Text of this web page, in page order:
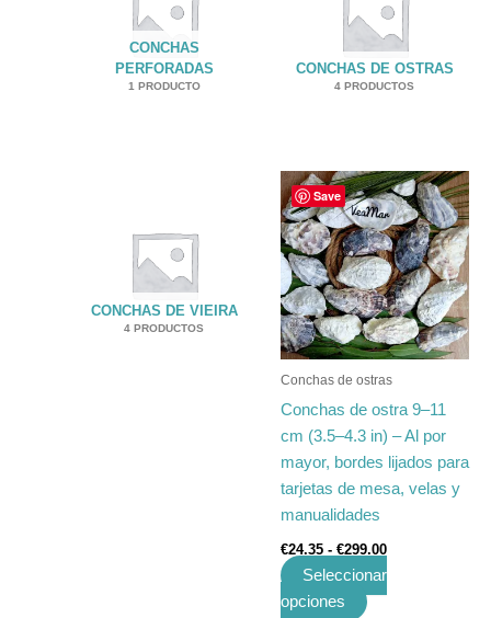
CONCHAS
PERFORADAS
1 PRODUCTO
CONCHAS DE OSTRAS
4 PRODUCTOS
CONCHAS DE VIEIRA
4 PRODUCTOS
Save
Conchas de ostras
Conchas de ostra 9–11
cm (3.5–4.3 in) – Al por
mayor, bordes lijados para
tarjetas de mesa, velas y
manualidades
€24.35 - €299.00
Rango
de
precios:
desde
€24.35
hasta
€299.00
Seleccionar
opciones
Este
producto
tiene
múltiples
variantes.
Las
opciones
elegir
en
la
página
de
producto